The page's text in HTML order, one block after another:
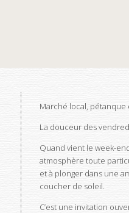
Marché local, pétanque
La douceur des
Quand vient le week-
atmosphère toute
et à plonger dans une
coucher de soleil.
C’est une invitation